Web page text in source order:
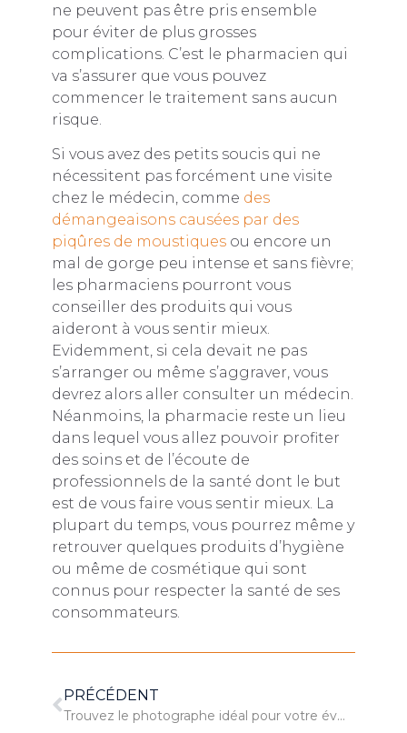
ne peuvent pas être pris ensemble
pour éviter de plus grosses
complications. C’est le pharmacien qui
va s’assurer que vous pouvez
commencer le traitement sans aucun
risque.
Si vous avez des petits soucis qui ne
nécessitent pas forcément une visite
chez le médecin, comme des
démangeaisons causées par des
piqûres de moustiquesou encore un
mal de gorge peu intense et sans fièvre;
les pharmaciens pourront vous
conseiller des produits qui vous
aideront à vous sentir mieux.
Evidemment, si cela devait ne pas
s’arranger ou même s’aggraver, vous
devrez alors aller consulter un médecin.
Néanmoins, la pharmacie reste un lieu
dans lequel vous allez pouvoir profiter
des soins et de l’écoute de
professionnels de la santé dont le but
est de vous faire vous sentir mieux. La
plupart du temps, vous pourrez même y
retrouver quelques produits d’hygiène
ou même de cosmétique qui sont
connus pour respecter la santé de ses
consommateurs.
PRÉCÉDENT
Trouvez le photographe idéal pour votre événement